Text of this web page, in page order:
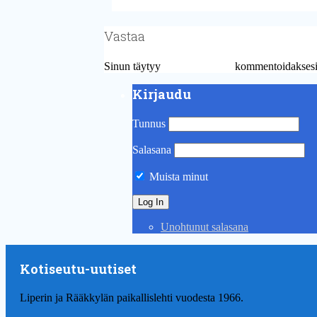
Vastaa
Sinun täytyy
Kirjaudu
Tunnus
Salasana
Muista minut
Unohtunut salasana
Kotiseutu-uutiset
Liperin ja Rääkkylän paikallislehti vuodesta 1966.